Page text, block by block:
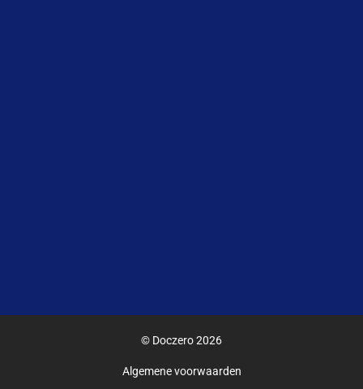
© Doczero 2026
Algemene voorwaarden